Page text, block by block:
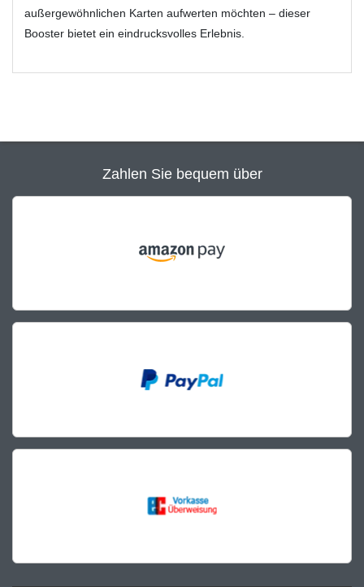
außergewöhnlichen Karten aufwerten möchten – dieser
Booster bietet ein eindrucksvolles Erlebnis.
Zahlen Sie bequem über